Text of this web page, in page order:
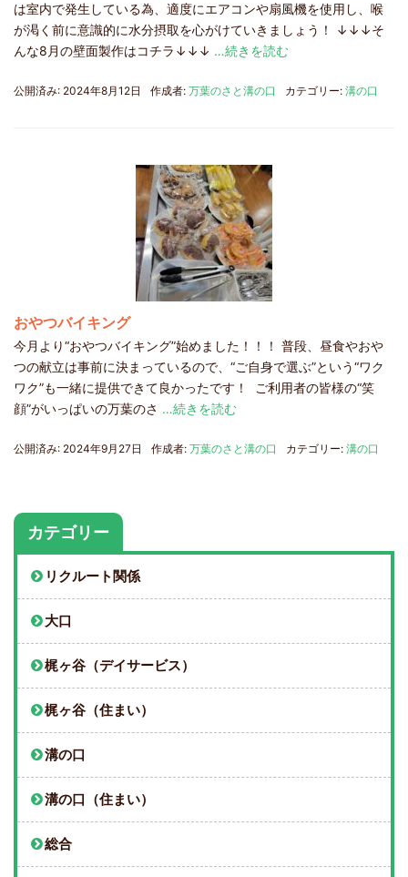
は室内で発生している為、適度にエアコンや扇風機を使用し、喉
が渇く前に意識的に水分摂取を心がけていきましょう！ ↓↓↓そ
んな8月の壁面製作はコチラ↓↓↓ …続きを読む
公開済み: 2024年8月12日 作成者: 万葉のさと溝の口 カテゴリー: 溝の口
おやつバイキング
今月より“おやつバイキング”始めました！！！ 普段、昼食やおや
つの献立は事前に決まっているので、“ご自身で選ぶ”という“ワク
ワク”も一緒に提供できて良かったです！ ご利用者の皆様の“笑
顔”がいっぱいの万葉のさ …続きを読む
公開済み: 2024年9月27日 作成者: 万葉のさと溝の口 カテゴリー: 溝の口
カテゴリー
リクルート関係
大口
梶ヶ谷（デイサービス）
梶ヶ谷（住まい）
溝の口
溝の口（住まい）
総合